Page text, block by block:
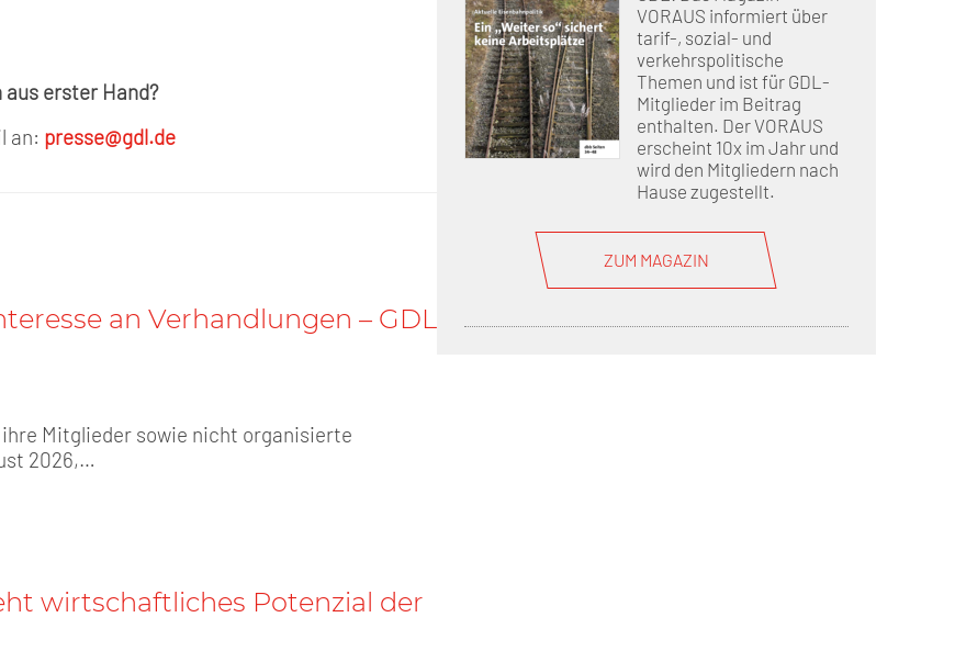
erster Hand?
an: presse@gdl.de
an Verhandlungen – GDL
Mitglieder sowie nicht organisierte
2026,…
wirtschaftliches Potenzial der
VORAUS informiert über
tarif-, sozial- und
verkehrspolitische
Themen und ist für GDL-
Mitglieder im Beitrag
enthalten. Der VORAUS
erscheint 10x im Jahr und
wird den Mitgliedern nach
Hause zugestellt.
ZUM MAGAZIN